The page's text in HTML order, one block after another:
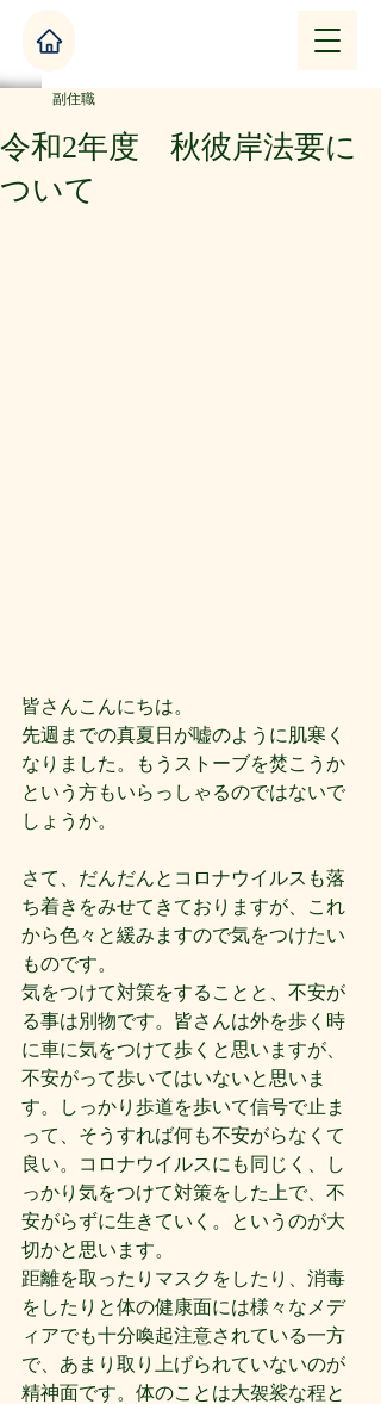
令和2年度 秋彼岸法要に
ついて
副住職
皆さんこんにちは。
先週までの真夏日が嘘のように肌寒く
なりました。もうストーブを焚こうか
という方もいらっしゃるのではないで
しょうか。
さて、だんだんとコロナウイルスも落
ち着きをみせてきておりますが、これ
から色々と緩みますので気をつけたい
ものです。
気をつけて対策をすることと、不安が
る事は別物です。皆さんは外を歩く時
に車に気をつけて歩くと思いますが、
不安がって歩いてはいないと思いま
す。しっかり歩道を歩いて信号で止ま
って、そうすれば何も不安がらなくて
良い。コロナウイルスにも同じく、し
っかり気をつけて対策をした上で、不
安がらずに生きていく。というのが大
切かと思います。
距離を取ったりマスクをしたり、消毒
をしたりと体の健康面には様々なメデ
ィアでも十分喚起注意されている一方
で、あまり取り上げられていないのが
精神面です。体のことは大袈裟な程と